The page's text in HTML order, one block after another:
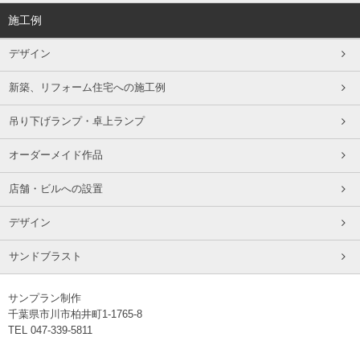
施工例
デザイン
新築、リフォーム住宅への施工例
吊り下げランプ・卓上ランプ
オーダーメイド作品
店舗・ビルへの設置
デザイン
サンドブラスト
サンプラン制作
千葉県市川市柏井町1-1765-8
TEL 047-339-5811